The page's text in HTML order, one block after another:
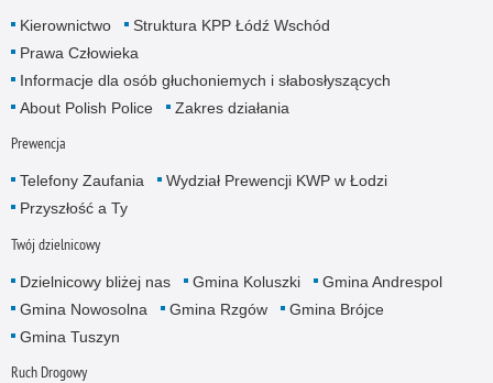
Kierownictwo
Struktura KPP Łódź Wschód
Prawa Człowieka
Informacje dla osób głuchoniemych i słabosłyszących
About Polish Police
Zakres działania
Prewencja
Telefony Zaufania
Wydział Prewencji KWP w Łodzi
Przyszłość a Ty
Twój dzielnicowy
Dzielnicowy bliżej nas Gmina Koluszki
Gmina Andrespol
Gmina Nowosolna
Gmina Rzgów
Gmina Brójce
Gmina Tuszyn
Ruch Drogowy